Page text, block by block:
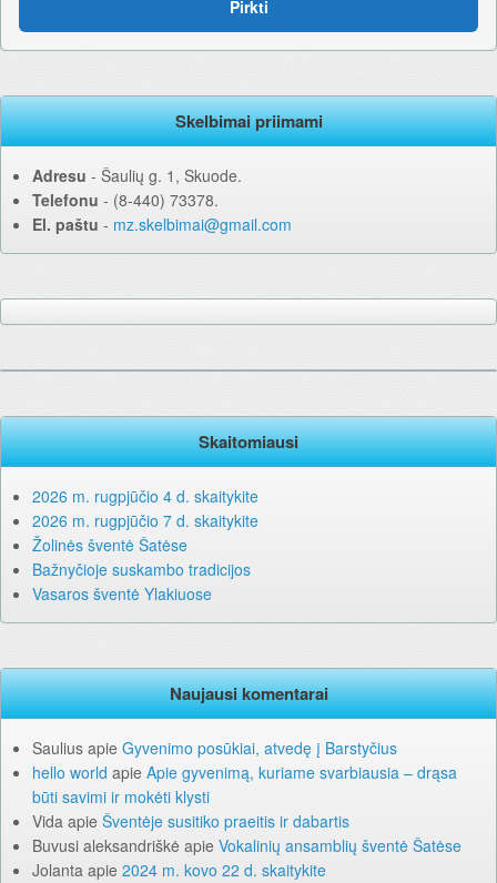
Pirkti
Skelbimai priimami
Adresu ‐ Šaulių g. 1, Skuode.
Telefonu ‐ (8-440) 73378.
El. paštu ‐ mz.skelbimai@gmail.com
Skaitomiausi
2026 m. rugpjūčio 4 d. skaitykite
2026 m. rugpjūčio 7 d. skaitykite
Žolinės šventė Šatėse
Bažnyčioje suskambo tradicijos
Vasaros šventė Ylakiuose
Naujausi komentarai
Saulius apie Gyvenimo posūkiai, atvedę į Barstyčius
hello world apie Apie gyvenimą, kuriame svarbiausia – drąsa
būti savimi ir mokėti klysti
Vida apie Šventėje susitiko praeitis ir dabartis
Buvusi aleksandriškė apie Vokalinių ansamblių šventė Šatėse
Jolanta apie 2024 m. kovo 22 d. skaitykite